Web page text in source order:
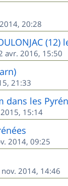
20:28
(12)
avr. 2016, 15:50
21:33
dans les
15:14
2014, 09:25
nov. 2014, 14:46